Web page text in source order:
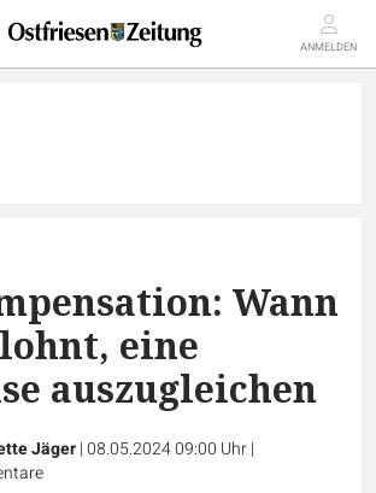
ANMELDEN
Wann
eine
auszugleichen
Jäger|08.05.2024 09:00 Uhr|